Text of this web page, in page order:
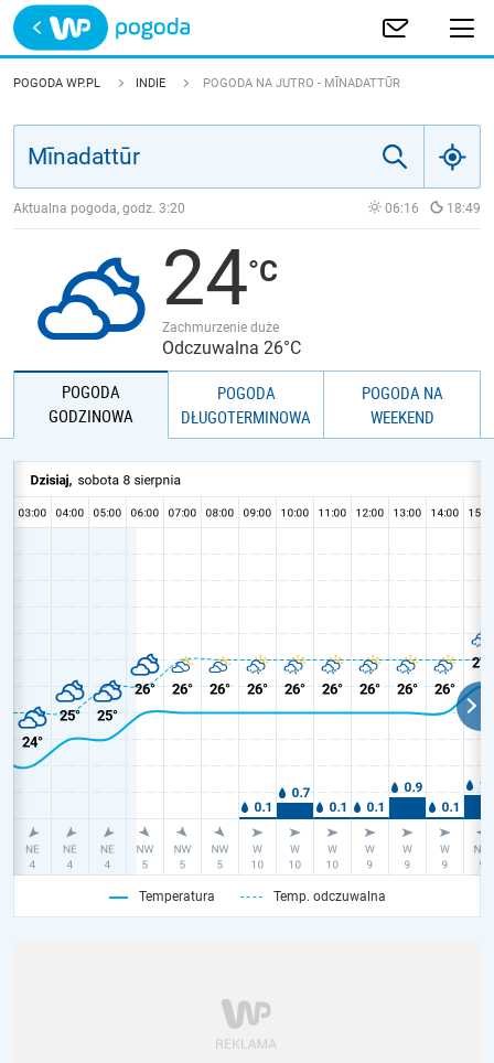
Trwa ładowanie
POLSKA
POGODA WP.PL INDIE POGODA NA JUTRO - MĪNADATTŪR
Aktualna pogoda, godz. 3:20 06:16 18:49
24
Zachmurzenie duże
Odczuwalna 26°C
POGODA
GODZINOWA
POGODA
DŁUGOTERMINOWA
POGODA NA
WEEKEND
Temperatura Temp. odczuwalna